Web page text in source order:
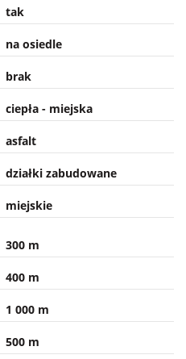
tak
na osiedle
brak
ciepła - miejska
asfalt
działki zabudowane
miejskie
300 m
400 m
1 000 m
500 m